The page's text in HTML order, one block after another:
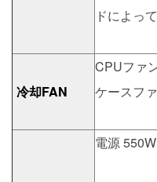
ドによっ
冷却FAN
CPUファ
ケースフ
電源 550W